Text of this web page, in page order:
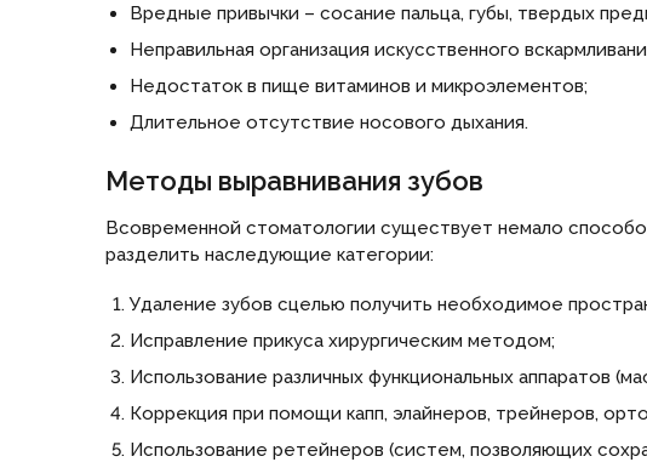
Вредные привычки – сосание пальца, губы, твердых
Неправильная организация искусственного
Недостаток в пище витаминов и микроэлементов;
Длительное отсутствие носового дыхания.
Методы выравнивания зубов
Всовременной стоматологии существует немало
разделить наследующие категории:
Удаление зубов сцелью получить необходимое
Исправление прикуса хирургическим методом;
Использование различных функциональных аппаратов
Коррекция при помощи капп, элайнеров, трейнеров,
Использование ретейнеров (систем, позволяющих